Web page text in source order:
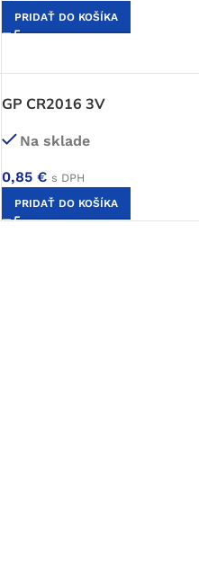
PRIDAŤ DO KOŠÍKA
GP CR2016 3V
Na sklade
0,85 € s DPH
PRIDAŤ DO KOŠÍKA